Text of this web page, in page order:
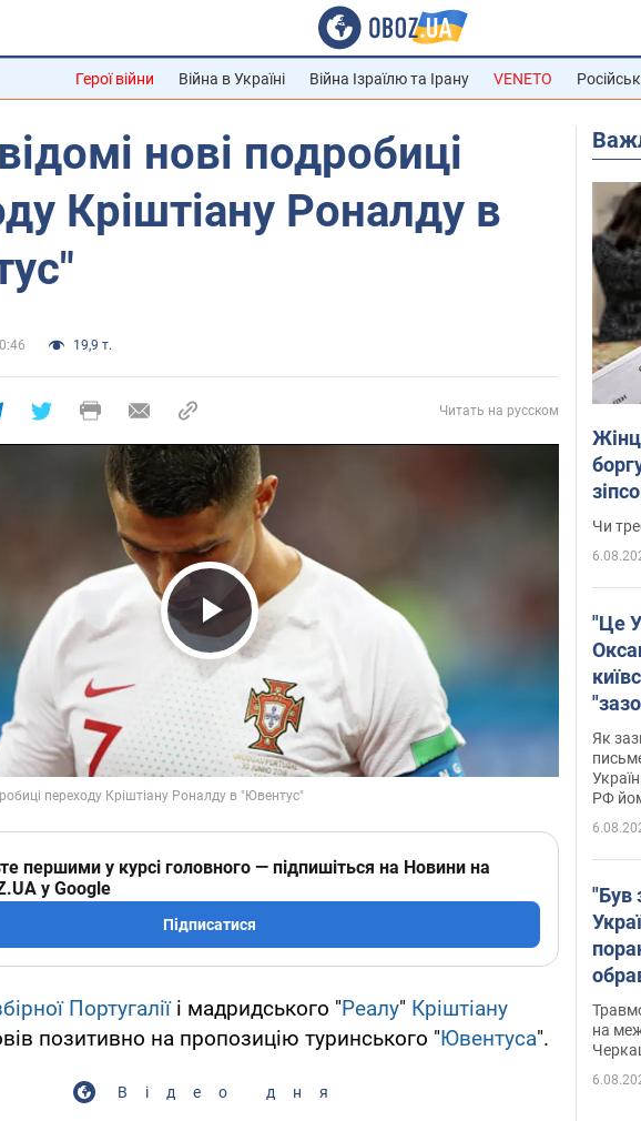
Герої війни Війна в Україні Війна Ізраїлю та Ірану VENETO
нові подробиці
Кріштіану Роналду в
19,9 т.
Читать на русском
Play Video
першими у курсі головного — підпишіться на Новини на
у Google
Підписатися
Португаліїі мадридського "Реалу" Кріштіану
позитивно на пропозицію туринського "Ювентуса".
Відео дня
Чи
"Це
Як
РФ
"Був
Фото
на